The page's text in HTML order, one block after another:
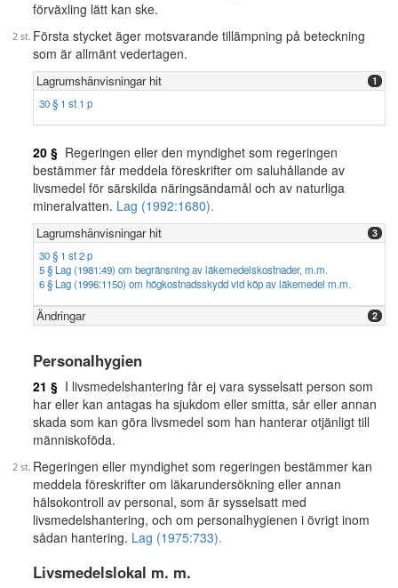
förväxling lätt kan ske.
Första stycket äger motsvarande tillämpning på beteckning
som är allmänt vedertagen.
Lagrumshänvisningar hit 1
30 § 1 st 1 p
20 § Regeringen eller den myndighet som regeringen
bestämmer får meddela föreskrifter om saluhållande av
livsmedel för särskilda näringsändamål och av naturliga
mineralvatten. Lag (1992:1680).
Lagrumshänvisningar hit 3
30 § 1 st 2 p
5 § Lag (1981:49) om begränsning av läkemedelskostnader, m.m.
6 § Lag (1996:1150) om högkostnadsskydd vid köp av läkemedel m.m.
Ändringar 2
Personalhygien
21 § I livsmedelshantering får ej vara sysselsatt person som
har eller kan antagas ha sjukdom eller smitta, sår eller annan
skada som kan göra livsmedel som han hanterar otjänligt till
människoföda.
Regeringen eller myndighet som regeringen bestämmer kan
meddela föreskrifter om läkarundersökning eller annan
hälsokontroll av personal, som är sysselsatt med
livsmedelshantering, och om personalhygienen i övrigt inom
sådan hantering. Lag (1975:733).
Livsmedelslokal m. m.